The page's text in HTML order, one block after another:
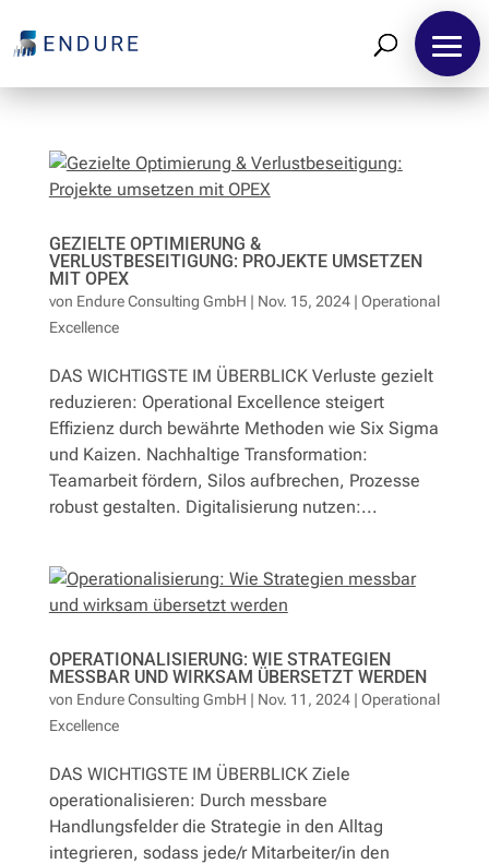
Home
Leistungen
Fallstudien
Lösungen
Newsletter
Kontakt
GEZIELTE OPTIMIERUNG &
VERLUSTBESEITIGUNG: PROJEKTE UMSETZEN
MIT OPEX
von Endure Consulting GmbH | Nov. 15, 2024| Operational
Excellence
DAS WICHTIGSTE IM ÜBERBLICK Verluste gezielt
reduzieren: Operational Excellence steigert
Effizienz durch bewährte Methoden wie Six Sigma
und Kaizen. Nachhaltige Transformation:
Teamarbeit fördern, Silos aufbrechen, Prozesse
robust gestalten. Digitalisierung nutzen:...
OPERATIONALISIERUNG: WIE STRATEGIEN
MESSBAR UND WIRKSAM ÜBERSETZT WERDEN
von Endure Consulting GmbH | Nov. 11, 2024| Operational
Excellence
DAS WICHTIGSTE IM ÜBERBLICK Ziele
operationalisieren: Durch messbare
Handlungsfelder die Strategie in den Alltag
integrieren, sodass jede/r Mitarbeiter/in den